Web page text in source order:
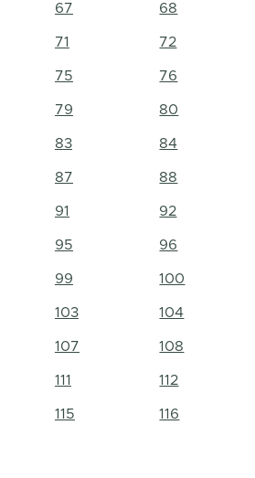
67 68
71 72
75 76
79 80
83 84
87 88
91 92
95 96
99 100
103 104
107 108
111 112
115
116